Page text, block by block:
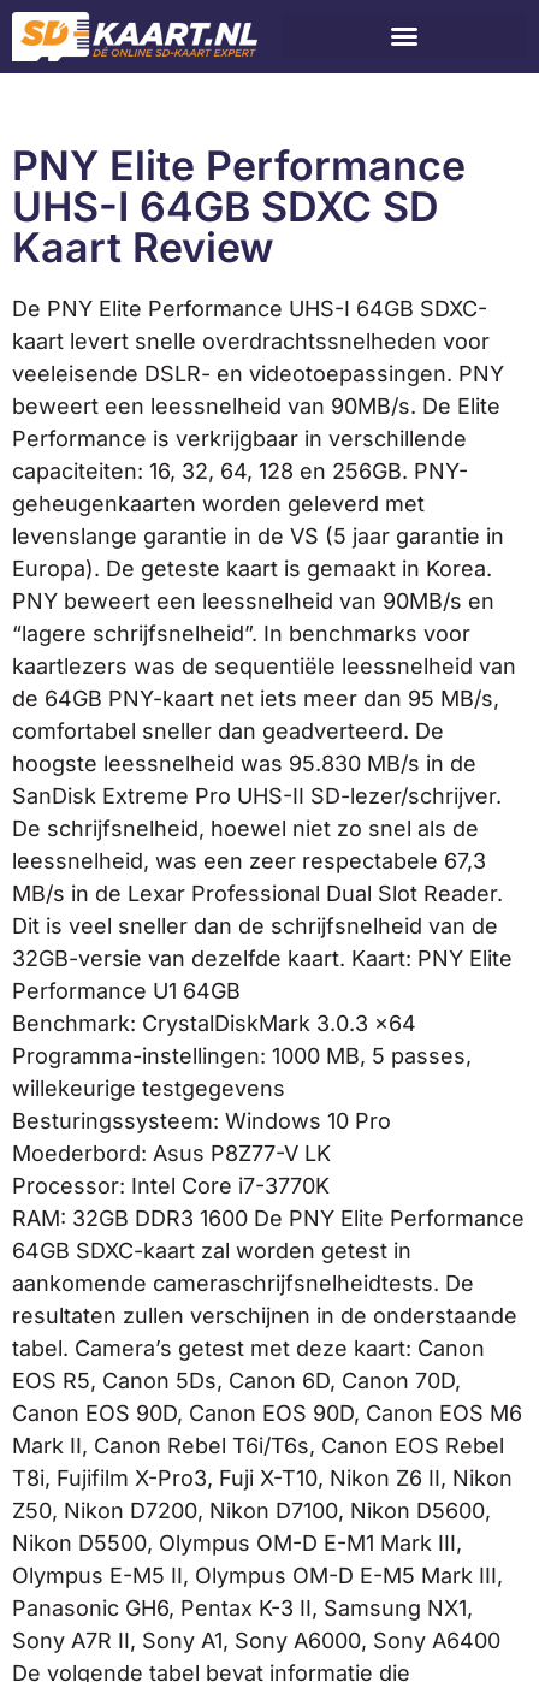
PNY Elite Performance
UHS-I 64GB SDXC SD
Kaart Review
De PNY Elite Performance UHS-I 64GB SDXC-
kaart levert snelle overdrachtssnelheden voor
veeleisende DSLR- en videotoepassingen. PNY
beweert een leessnelheid van 90MB/s. De Elite
Performance is verkrijgbaar in verschillende
capaciteiten: 16, 32, 64, 128 en 256GB. PNY-
geheugenkaarten worden geleverd met
levenslange garantie in de VS (5 jaar garantie in
Europa). De geteste kaart is gemaakt in Korea.
PNY beweert een leessnelheid van 90MB/s en
“lagere schrijfsnelheid”. In benchmarks voor
kaartlezers was de sequentiële leessnelheid van
de 64GB PNY-kaart net iets meer dan 95 MB/s,
comfortabel sneller dan geadverteerd. De
hoogste leessnelheid was 95.830 MB/s in de
SanDisk Extreme Pro UHS-II SD-lezer/schrijver.
De schrijfsnelheid, hoewel niet zo snel als de
leessnelheid, was een zeer respectabele 67,3
MB/s in de Lexar Professional Dual Slot Reader.
Dit is veel sneller dan de schrijfsnelheid van de
32GB-versie van dezelfde kaart. Kaart: PNY Elite
Performance U1 64GB
Benchmark: CrystalDiskMark 3.0.3 x64
Programma-instellingen: 1000 MB, 5 passes,
willekeurige testgegevens
Besturingssysteem: Windows 10 Pro
Moederbord: Asus P8Z77-V LK
Processor: Intel Core i7-3770K
RAM: 32GB DDR3 1600 De PNY Elite Performance
64GB SDXC-kaart zal worden getest in
aankomende cameraschrijfsnelheidtests. De
resultaten zullen verschijnen in de onderstaande
tabel. Camera’s getest met deze kaart: Canon
EOS R5, Canon 5Ds, Canon 6D, Canon 70D,
Canon EOS 90D, Canon EOS 90D, Canon EOS M6
Mark II, Canon Rebel T6i/T6s, Canon EOS Rebel
T8i, Fujifilm X-Pro3, Fuji X-T10, Nikon Z6 II, Nikon
Z50, Nikon D7200, Nikon D7100, Nikon D5600,
Nikon D5500, Olympus OM-D E-M1 Mark III,
Olympus E-M5 II, Olympus OM-D E-M5 Mark III,
Panasonic GH6, Pentax K-3 II, Samsung NX1,
Sony A7R II, Sony A1, Sony A6000, Sony A6400
De volgende tabel bevat informatie die